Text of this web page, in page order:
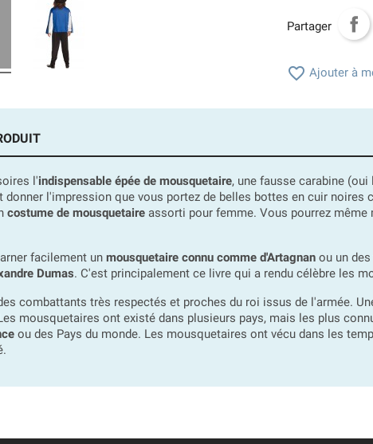
Partager
 Ajouter à
l'indispensable épée de mousquetaire, une fausse carabine
donner l'impression que vous portez de belles bottes en cuir
costume de mousquetaire assorti pour femme. Vous pourrez
facilement un mousquetaire connu comme d'Artagnan ou un
Dumas. C'est principalement ce livre qui a rendu célèbre les
combattants très respectés et proches du roi issus de l'armée.
mousquetaires ont existé dans plusieurs pays, mais les plus
ou des Pays du monde. Les mousquetaires ont vécu dans les